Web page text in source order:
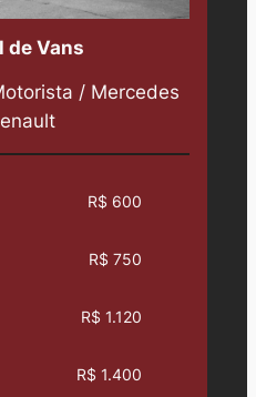
de Vans
/ Mercedes
R$ 600
R$ 750
R$ 1.120
R$ 1.400